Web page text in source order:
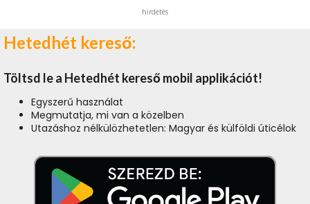
hirdetés
Hetedhét kereső:
Töltsd le a Hetedhét kereső mobil applikációt!
Egyszerű használat
Megmutatja, mi van a közelben
Utazáshoz nélkülözhetetlen: Magyar és külföldi úticélok